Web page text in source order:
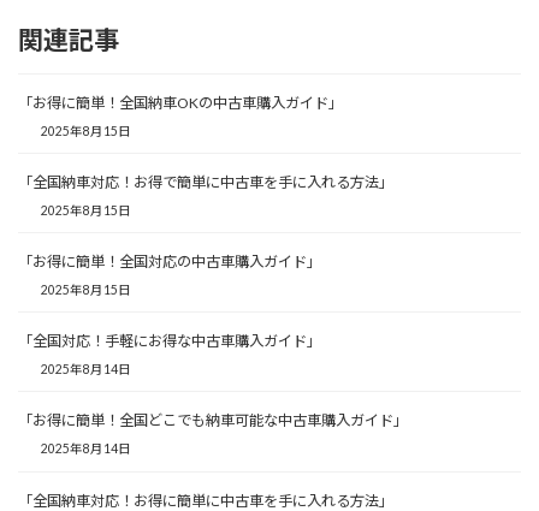
関連記事
「お得に簡単！全国納車OKの中古車購入ガイド」
2025年8月15日
「全国納車対応！お得で簡単に中古車を手に入れる方法」
2025年8月15日
「お得に簡単！全国対応の中古車購入ガイド」
2025年8月15日
「全国対応！手軽にお得な中古車購入ガイド」
2025年8月14日
「お得に簡単！全国どこでも納車可能な中古車購入ガイド」
2025年8月14日
「全国納車対応！お得に簡単に中古車を手に入れる方法」